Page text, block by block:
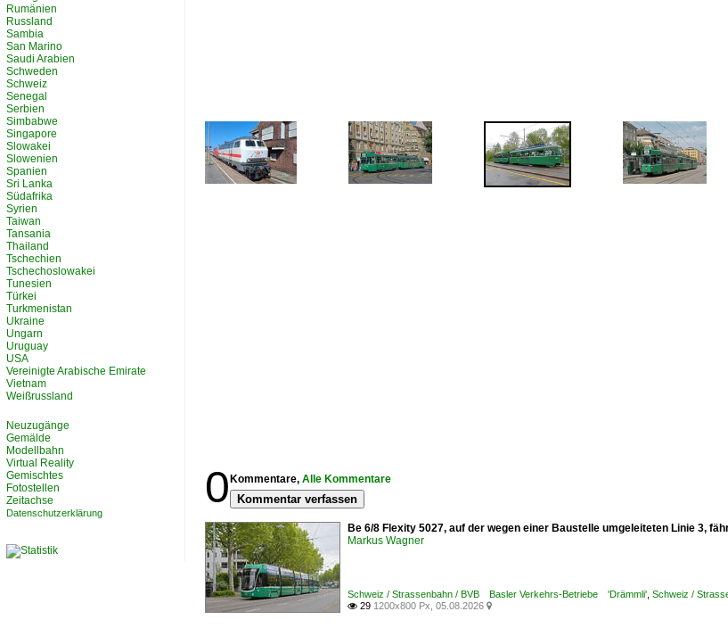
0 Kommentare, Alle Kommentare
Kommentar verfassen
Be 6/8 Flexity 5027, auf der wegen einer Baustelle umgeleiteten Linie 3,
Markus Wagner
Schweiz / Strassenbahn / BVB Basler Verkehrs-Betriebe 'Drämmli' Schweiz /
 29 1200x800 Px, 05.08.2026 
Rumänien
Russland
Sambia
San Marino
Saudi Arabien
Schweden
Schweiz
Senegal
Serbien
Simbabwe
Singapore
Slowakei
Slowenien
Spanien
Sri Lanka
Südafrika
Syrien
Taiwan
Tansania
Thailand
Tschechien
Tschechoslowakei
Tunesien
Türkei
Turkmenistan
Ukraine
Ungarn
Uruguay
USA
Vereinigte Arabische Emirate
Vietnam
Weißrussland
Neuzugänge
Gemälde
Modellbahn
Virtual Reality
Gemischtes
Fotostellen
Zeitachse
Datenschutzerklärung